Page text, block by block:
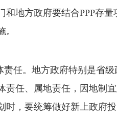
地方政府要结合PPP存
任。 地方政府特别是省
责任、属地责任，因地制
时，要统筹做好新上政府